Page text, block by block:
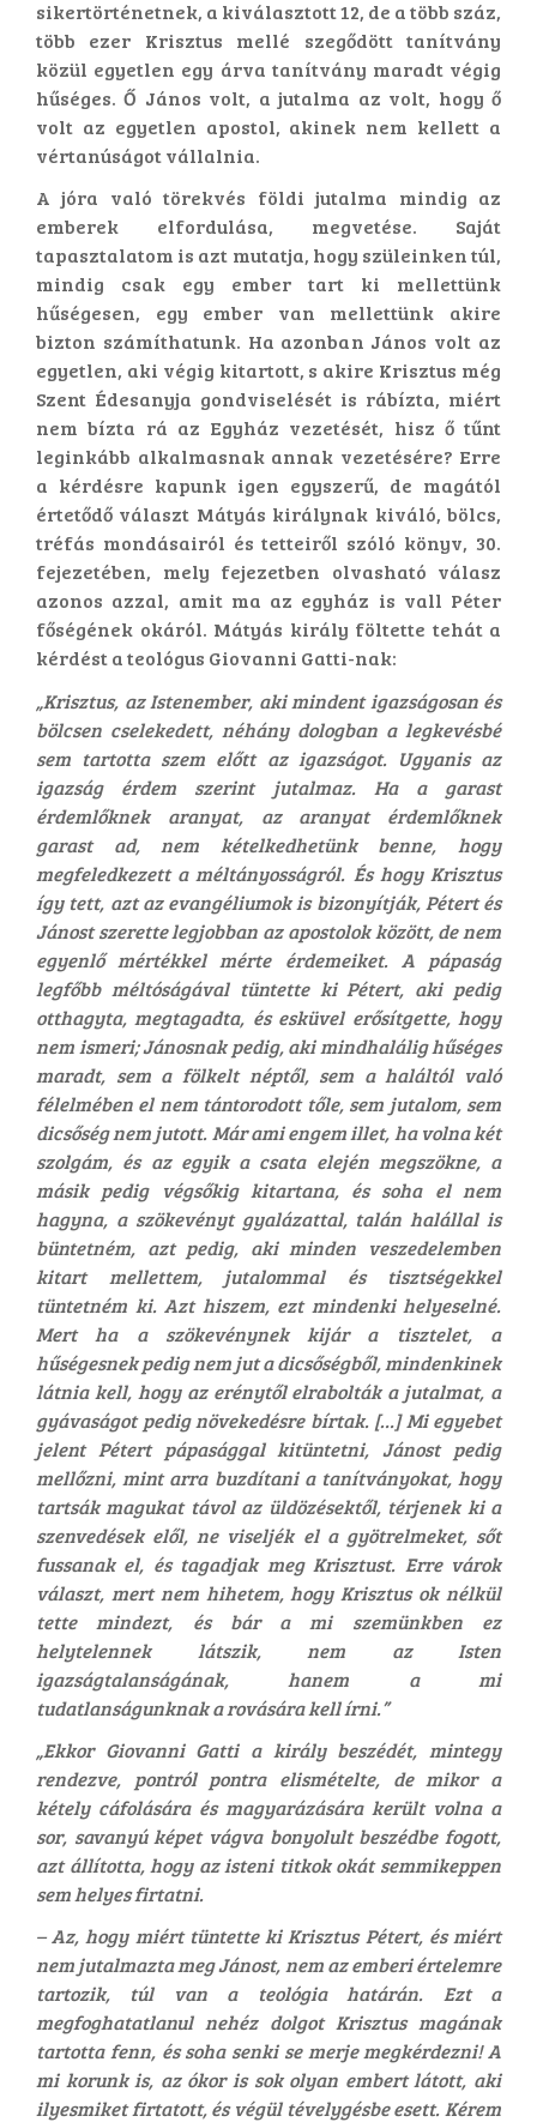
sikertörténetnek, a kiválasztott 12, de a több száz,
több ezer Krisztus mellé szegődött tanítvány
közül egyetlen egy árva tanítvány maradt végig
hűséges. Ő János volt, a jutalma az volt, hogy ő
volt az egyetlen apostol, akinek nem kellett a
vértanúságot vállalnia.
A jóra való törekvés földi jutalma mindig az
emberek elfordulása, megvetése. Saját
tapasztalatom is azt mutatja, hogy szüleinken túl,
mindig csak egy ember tart ki mellettünk
hűségesen, egy ember van mellettünk akire
bizton számíthatunk. Ha azonban János volt az
egyetlen, aki végig kitartott, s akire Krisztus még
Szent Édesanyja gondviselését is rábízta, miért
nem bízta rá az Egyház vezetését, hisz ő tűnt
leginkább alkalmasnak annak vezetésére? Erre
a kérdésre kapunk igen egyszerű, de magától
értetődő választ Mátyás királynak kiváló, bölcs,
tréfás mondásairól és tetteiről szóló könyv, 30.
fejezetében, mely fejezetben olvasható válasz
azonos azzal, amit ma az egyház is vall Péter
főségének okáról. Mátyás király föltette tehát a
kérdést a teológus Giovanni Gatti-nak:
„Krisztus, az Istenember, aki mindent igazságosan és
bölcsen cselekedett, néhány dologban a legkevésbé
sem tartotta szem előtt az igazságot. Ugyanis az
igazság érdem szerint jutalmaz. Ha a garast
érdemlőknek aranyat, az aranyat érdemlőknek
garast ad, nem kételkedhetünk benne, hogy
megfeledkezett a méltányosságról. És hogy Krisztus
így tett, azt az evangéliumok is bizonyítják, Pétert és
Jánost szerette legjobban az apostolok között, de nem
egyenlő mértékkel mérte érdemeiket. A pápaság
legfőbb méltóságával tüntette ki Pétert, aki pedig
otthagyta, megtagadta, és esküvel erősítgette, hogy
nem ismeri; Jánosnak pedig, aki mindhalálig hűséges
maradt, sem a fölkelt néptől, sem a haláltól való
félelmében el nem tántorodott tőle, sem jutalom, sem
dicsőség nem jutott. Már ami engem illet, ha volna két
szolgám, és az egyik a csata elején megszökne, a
másik pedig végsőkig kitartana, és soha el nem
hagyna, a szökevényt gyalázattal, talán halállal is
büntetném, azt pedig, aki minden veszedelemben
kitart mellettem, jutalommal és tisztségekkel
tüntetném ki. Azt hiszem, ezt mindenki helyeselné.
Mert ha a szökevénynek kijár a tisztelet, a
hűségesnek pedig nem jut a dicsőségből, mindenkinek
látnia kell, hogy az erénytől elrabolták a jutalmat, a
gyávaságot pedig növekedésre bírtak. […] Mi egyebet
jelent Pétert pápasággal kitüntetni, Jánost pedig
mellőzni, mint arra buzdítani a tanítványokat, hogy
tartsák magukat távol az üldözésektől, térjenek ki a
szenvedések elől, ne viseljék el a gyötrelmeket, sőt
fussanak el, és tagadjak meg Krisztust. Erre várok
választ, mert nem hihetem, hogy Krisztus ok nélkül
tette mindezt, és bár a mi szemünkben ez
helytelennek látszik, nem az Isten
igazságtalanságának, hanem a mi
tudatlanságunknak a rovására kell írni.”
„Ekkor Giovanni Gatti a király beszédét, mintegy
rendezve, pontról pontra elismételte, de mikor a
kétely cáfolására és magyarázására került volna a
sor, savanyú képet vágva bonyolult beszédbe fogott,
azt állította, hogy az isteni titkok okát semmikeppen
sem helyes firtatni.
– Az, hogy miért tüntette ki Krisztus Pétert, és miért
nem jutalmazta meg Jánost, nem az emberi értelemre
tartozik, túl van a teológia határán. Ezt a
megfoghatatlanul nehéz dolgot Krisztus magának
tartotta fenn, és soha senki se merje megkérdezni! A
mi korunk is, az ókor is sok olyan embert látott, aki
ilyesmiket firtatott, és végül tévelygésbe esett. Kérem